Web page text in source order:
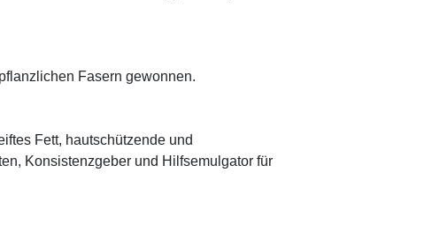
Fasern gewonnen.
Fett, hautschützende und
Konsistenzgeber und Hilfsemulgator für